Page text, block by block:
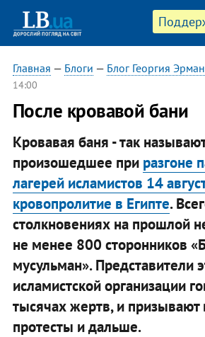
Главная — Блоги — Блог Георгия
14:00
После кровавой бани
Кровавая баня - так
произошедшее при разгоне
лагерей исламистов 14
кровопролитие в Египте.
столкновениях на прошлой
не менее 800 сторонников
мусульман». Представители
исламистской организации
тысячах жертв, и призывают
протесты и дальше.